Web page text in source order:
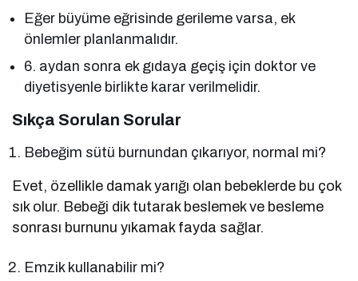
Eğer büyüme eğrisinde gerileme varsa, ek
önlemler planlanmalıdır.
6. aydan sonra ek gıdaya geçiş için doktor ve
diyetisyenle birlikte karar verilmelidir.
Sıkça Sorulan Sorular
Bebeğim sütü burnundan çıkarıyor, normal mi?
Evet, özellikle damak yarığı olan bebeklerde bu çok
sık olur. Bebeği dik tutarak beslemek ve besleme
sonrası burnunu yıkamak fayda sağlar.
Emzik kullanabilir mi?